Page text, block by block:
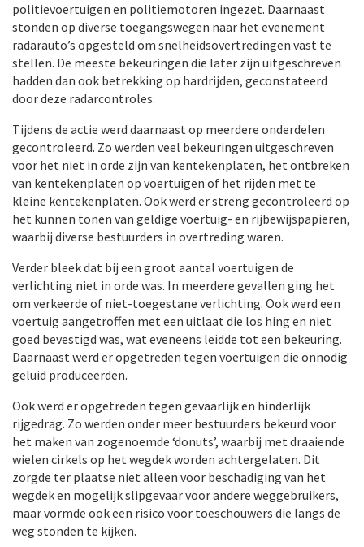
politievoertuigen en politiemotoren ingezet. Daarnaast
stonden op diverse toegangswegen naar het evenement
radarauto’s opgesteld om snelheidsovertredingen vast te
stellen. De meeste bekeuringen die later zijn uitgeschreven
hadden dan ook betrekking op hardrijden, geconstateerd
door deze radarcontroles.
Tijdens de actie werd daarnaast op meerdere onderdelen
gecontroleerd. Zo werden veel bekeuringen uitgeschreven
voor het niet in orde zijn van kentekenplaten, het ontbreken
van kentekenplaten op voertuigen of het rijden met te
kleine kentekenplaten. Ook werd er streng gecontroleerd op
het kunnen tonen van geldige voertuig- en rijbewijspapieren,
waarbij diverse bestuurders in overtreding waren.
Verder bleek dat bij een groot aantal voertuigen de
verlichting niet in orde was. In meerdere gevallen ging het
om verkeerde of niet-toegestane verlichting. Ook werd een
voertuig aangetroffen met een uitlaat die los hing en niet
goed bevestigd was, wat eveneens leidde tot een bekeuring.
Daarnaast werd er opgetreden tegen voertuigen die onnodig
geluid produceerden.
Ook werd er opgetreden tegen gevaarlijk en hinderlijk
rijgedrag. Zo werden onder meer bestuurders bekeurd voor
het maken van zogenoemde ‘donuts’, waarbij met draaiende
wielen cirkels op het wegdek worden achtergelaten. Dit
zorgde ter plaatse niet alleen voor beschadiging van het
wegdek en mogelijk slipgevaar voor andere weggebruikers,
maar vormde ook een risico voor toeschouwers die langs de
weg stonden te kijken.